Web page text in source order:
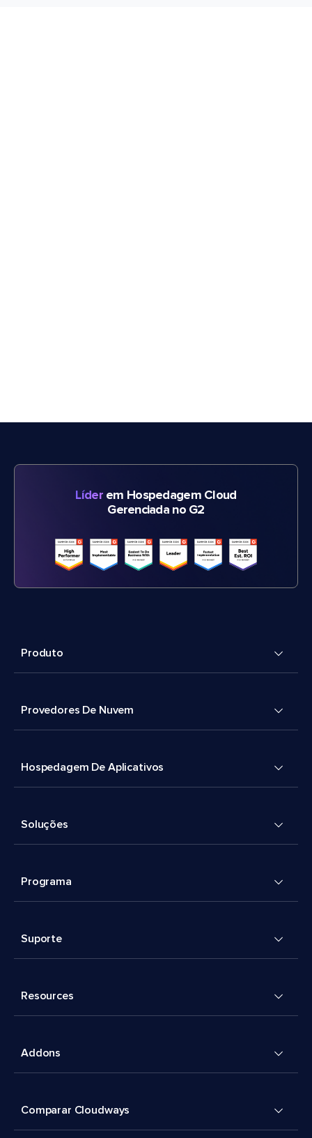
Líderem Hospedagem Cloud
Gerenciada no G2
Produto
Provedores De Nuvem
Hospedagem De Aplicativos
Soluções
Programa
Suporte
Resources
Addons
Comparar Cloudways